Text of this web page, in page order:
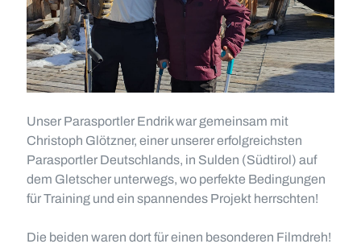
Unser Parasportler Endrik war gemeinsam mit
Christoph Glötzner, einer unserer erfolgreichsten
Parasportler Deutschlands, in Sulden (Südtirol) auf
dem Gletscher unterwegs, wo perfekte Bedingungen
für Training und ein spannendes Projekt herrschten!
Die beiden waren dort für einen besonderen Filmdreh!